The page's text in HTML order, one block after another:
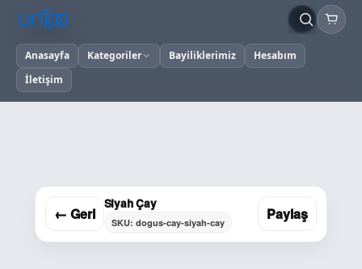
Anasayfa Kategoriler Bayiliklerimiz
Hesabım
İletişim
← Geri
Siyah Çay
SKU: dogus-cay-siyah-cay Paylaş